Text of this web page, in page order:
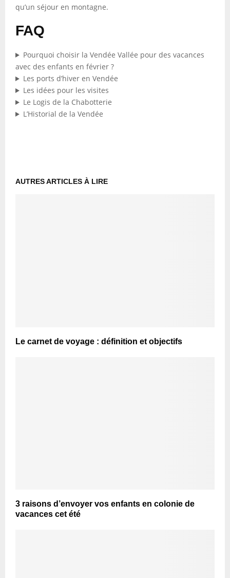
qu’un séjour en montagne.
FAQ
Pourquoi choisir la Vendée Vallée pour des vacances
avec des enfants en février ?
Les ports d’hiver en Vendée
Les idées pour les visites
Le Logis de la Chabotterie
L’Historial de la Vendée
AUTRES ARTICLES À LIRE
Le carnet de voyage : définition et objectifs
3 raisons d’envoyer vos enfants en colonie de
vacances cet été